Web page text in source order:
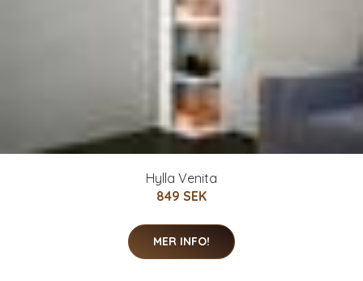
Hylla Venita
849 SEK
MER INFO!